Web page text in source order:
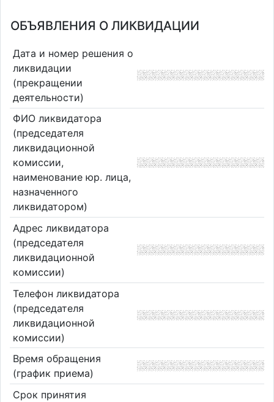
ОБЪЯВЛЕНИЯ О ЛИКВИДАЦИИ
Дата и номер решения о
ликвидации
(прекращении
деятельности)
ФИО ликвидатора
(председателя
ликвидационной
комиссии,
наименование юр. лица,
назначенного
ликвидатором)
Адрес ликвидатора
(председателя
ликвидационной
комиссии)
Телефон ликвидатора
(председателя
ликвидационной
комиссии)
Время обращения
(график приема)
Срок принятия